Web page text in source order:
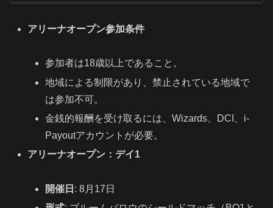
アリーナオープン参加条件
参加者は18歳以上であること。
地域による制限があり、禁止されている地域で
は参加不可。
金銭的報酬を受け取るには、Wizards、DCI、i-
Payoutアカウントが必要。
アリーナオープン：デイ1
開催日 : 8月17日